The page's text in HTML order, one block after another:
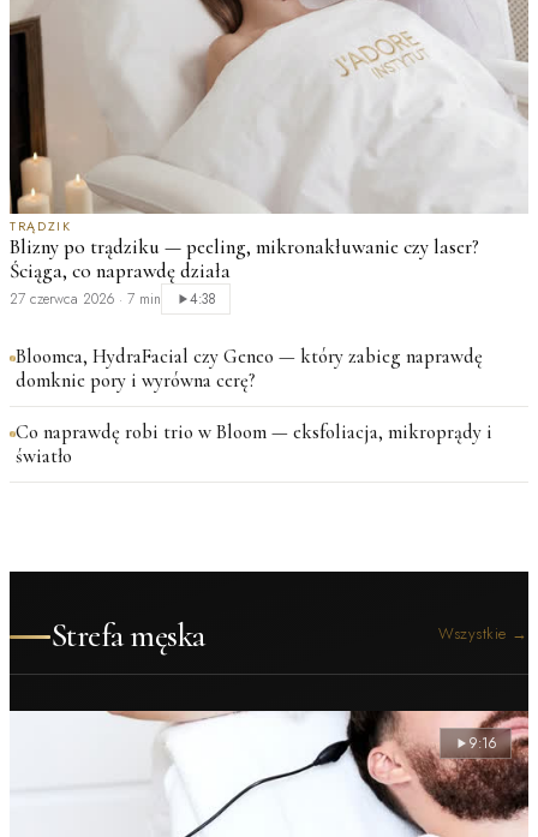
TRĄDZIK
Blizny po trądziku — peeling, mikronakłuwanie czy laser?
Ściąga, co naprawdę działa
27 czerwca 2026 · 7 min 4:38
Bloomea, HydraFacial czy Geneo — który zabieg naprawdę
domknie pory i wyrówna cerę?
Co naprawdę robi trio w Bloom — eksfoliacja, mikroprądy i
światło
Strefa męska Wszystkie →
9:16